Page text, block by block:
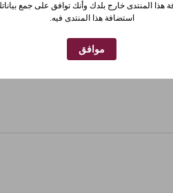
المنتدى خارج بلدك وأنك توافق على جمع
استضافة هذا المنتدى فيه.
موافق